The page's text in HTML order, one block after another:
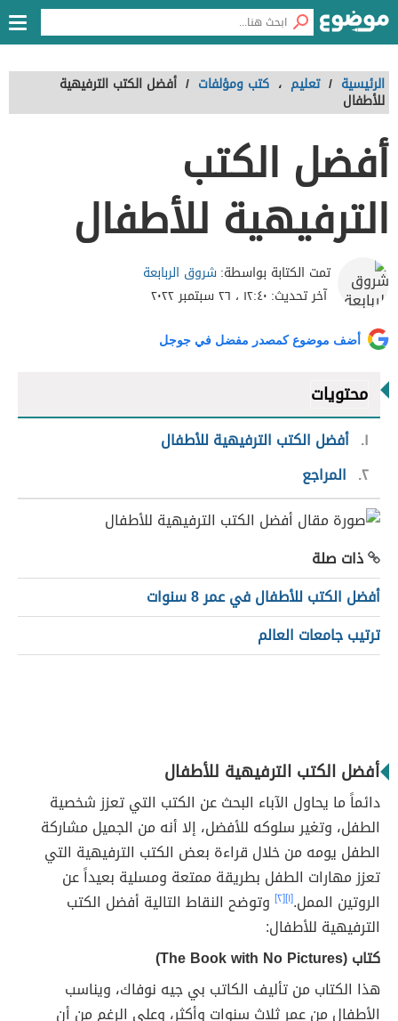
الرئيسية / تعليم ، كتب ومؤلفات / أفضل الكتب الترفيهية
للأطفال
أفضل الكتب
الترفيهية للأطفال
تمت الكتابة بواسطة:شروق الربابعة
آخر تحديث: ١٢:٤٠ ، ٢٦ سبتمبر ٢٠٢٢
أضف موضوع كمصدر مفضل في جوجل
محتويات
١ أفضل الكتب الترفيهية للأطفال
٢ المراجع
ذات صلة
أفضل الكتب للأطفال في عمر 8 سنوات
ترتيب جامعات العالم
أفضل الكتب الترفيهية للأطفال
دائماً ما يحاول الآباء البحث عن الكتب التي تعزز شخصية
الطفل، وتغير سلوكه للأفضل، إلا أنه من الجميل مشاركة
الطفل يومه من خلال قراءة بعض الكتب الترفيهية التي
تعزز مهارات الطفل بطريقة ممتعة ومسلية بعيداً عن
الروتين الممل.[١] [٢]
وتوضح النقاط التالية أفضل الكتب
الترفيهية للأطفال:
كتاب (The Book with No Pictures)
هذا الكتاب من تأليف الكاتب بي جيه نوفاك، ويناسب
الأطفال من عمر ثلاث سنوات وأكثر، وعلى الرغم من أن